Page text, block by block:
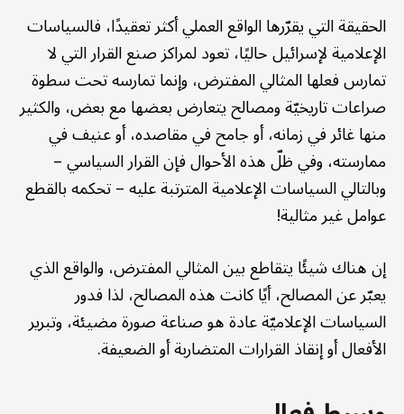
الحقيقة التي يقرّرها الواقع العملي أكثر تعقيدًا، فالسياسات
الإعلامية لإسرائيل حاليًا، تعود لمراكز صنع القرار التي لا
تمارس فعلها المثالي المفترض، وإنما تمارسه تحت سطوة
صراعات تاريخيّة ومصالح يتعارض بعضها مع بعض، والكثير
منها غائر في زمانه، أو جامح في مقاصده، أو عنيف في
ممارسته، وفي ظلّ هذه الأحوال فإن القرار السياسي –
وبالتالي السياسات الإعلامية المترتبة عليه – تحكمه بالقطع
عوامل غير مثالية!
إن هناك شيئًا يتقاطع بين المثالي المفترض، والواقع الذي
يعبّر عن المصالح، أيًا كانت هذه المصالح، لذا فدور
السياسات الإعلاميّة عادة هو صناعة صورة مضيئة، وتبرير
الأفعال أو إنقاذ القرارات المتضاربة أو الضعيفة.